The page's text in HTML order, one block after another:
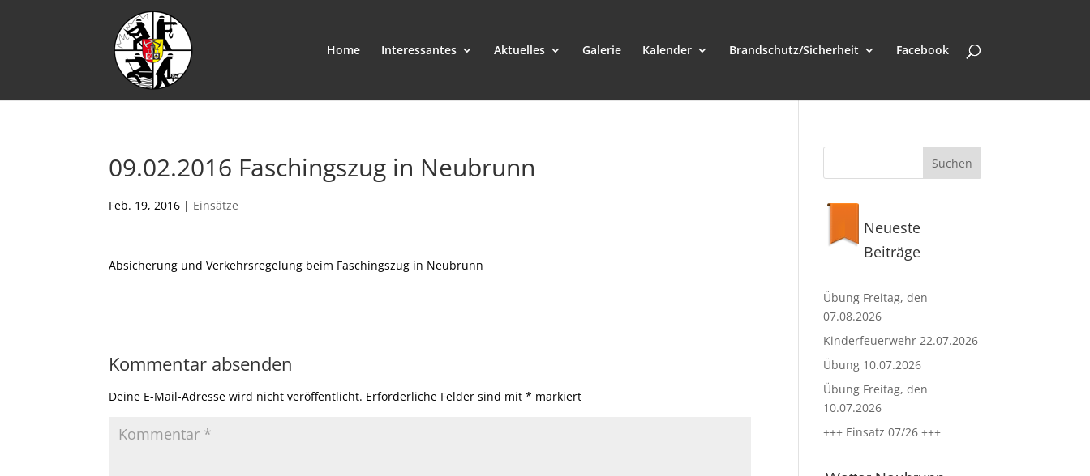
Home Interessantes Aktuelles Galerie Kalender Brandschutz/Sicherheit Facebook
09.02.2016 Faschingszug in Neubrunn
Feb. 19, 2016 | Einsätze
Absicherung und Verkehrsregelung beim Faschingszug in Neubrunn
Kommentar absenden
Deine E-Mail-Adresse wird nicht veröffentlicht. Erforderliche Felder sind mit* markiert
Neueste
Beiträge
Übung Freitag, den
07.08.2026
Kinderfeuerwehr 22.07.2026
Übung 10.07.2026
Übung Freitag, den
10.07.2026
+++ Einsatz 07/26 +++